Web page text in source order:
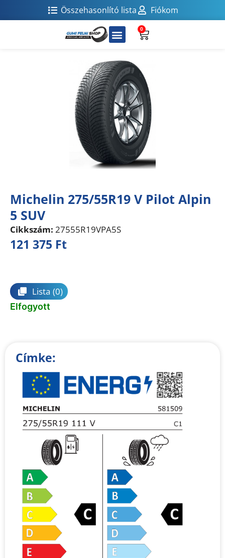
Összehasonlító lista Fiókom
0
Michelin 275/55R19 V Pilot Alpin
5 SUV
Cikkszám: 27555R19VPA5S
121 375 Ft
Lista (0)
Elfogyott
Címke: